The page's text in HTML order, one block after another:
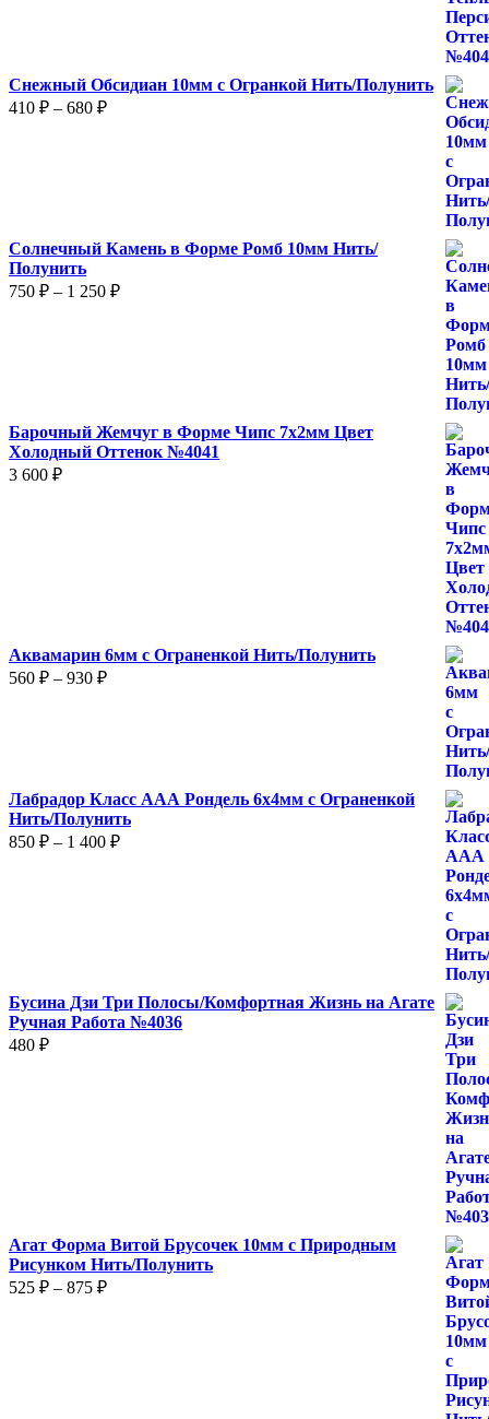
Снежный Обсидиан 10мм с Огранкой Нить/Полунить
410 ₽ – 680 ₽Диапазон
Солнечный Камень в Форме Ромб 10мм Нить/
Полунить
750 ₽ – 1 250 ₽Диапазон
Барочный Жемчуг в Форме Чипс 7х2мм Цвет
Холодный Оттенок №4041
3 600 ₽
Аквамарин 6мм с Ограненкой Нить/Полунить
560 ₽ – 930 ₽Диапазон
Лабрадор Класс ААА Рондель 6х4мм с Ограненкой
Нить/Полунить
850 ₽ – 1 400 ₽Диапазон
Бусина Дзи Три Полосы/Комфортная Жизнь на Агате
Ручная Работа №4036
480 ₽
Агат Форма Витой Брусочек 10мм с Природным
Рисунком Нить/Полунить
525 ₽ – 875 ₽Диапазон